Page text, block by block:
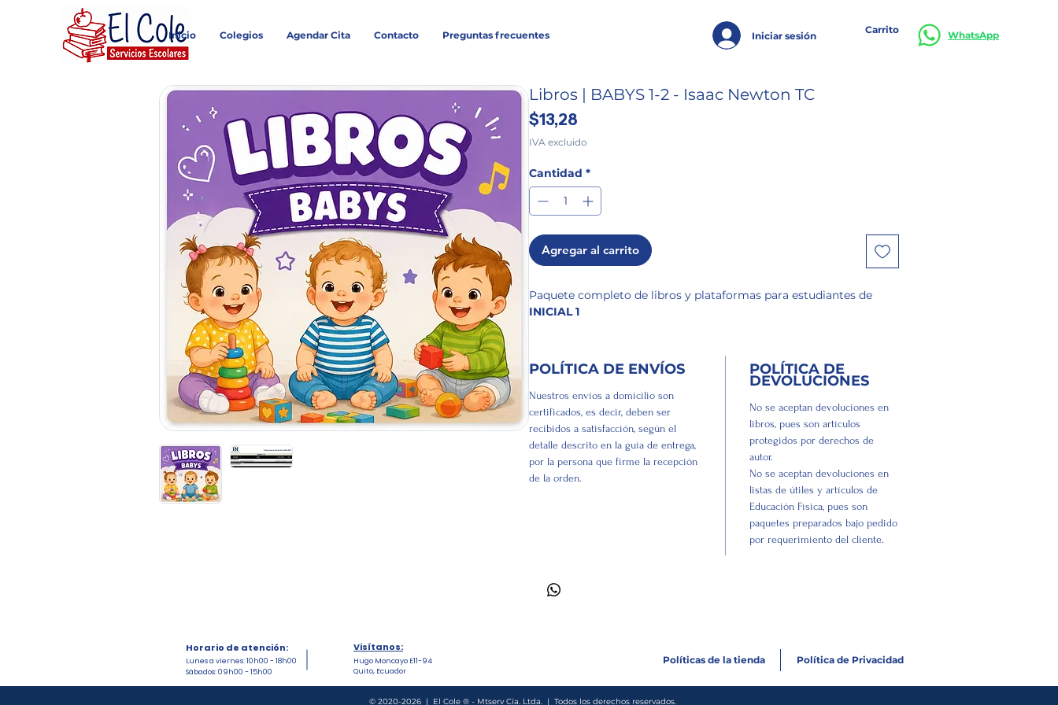
Inicio Colegios Agendar Cita Contacto Preguntas frecuentes Iniciar sesión Carrito WhatsApp
Libros | BABYS 1-2 - Isaac Newton TC
$13,28
IVA excluido
Cantidad *
Agregar al carrito
Paquete completo de libros y plataformas para estudiantes de
INICIAL 1
POLÍTICA DE ENVÍOS
Nuestros envíos a domicilio son
certificados, es decir, deben ser
recibidos a satisfacción, según el
detalle descrito en la guía de entrega,
por la persona que firme la recepción
de la orden.
POLÍTICA DE
DEVOLUCIONES
No se aceptan devoluciones en
libros, pues son artículos
protegidos por derechos de
autor.
No se aceptan devoluciones en
listas de útiles y artículos de
Educación Física, pues son
paquetes preparados bajo pedido
por requerimiento del cliente.
Horario de atención:
Lunes a viernes: 10h00 - 18h00
Sábados: 09h00 - 15h00
Visítanos:
Hugo Moncayo E11-94
Quito, Ecuador
Políticas de la tienda Política de Privacidad
© 2020-2026 | El Cole ® - Mtserv Cía. Ltda. | Todos los derechos reservados.